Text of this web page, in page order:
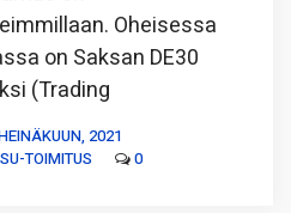
Oheisessa
on Saksan DE30
(Trading
2021
TOIMITUS
0